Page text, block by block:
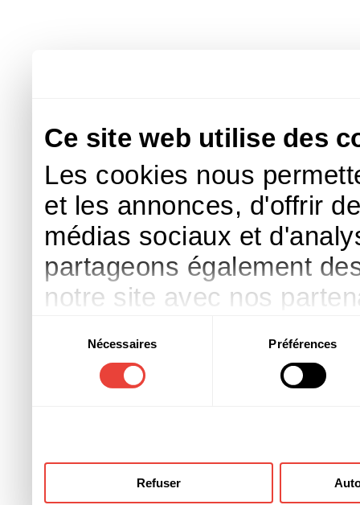
Ce site web utilise des
Les cookies nous
et les annonces, d'offrir
médias sociaux et
partageons également
notre site avec nos
d'autres informations
ont collectées lors de
consentement
Nécessaires Préférences
Refuser